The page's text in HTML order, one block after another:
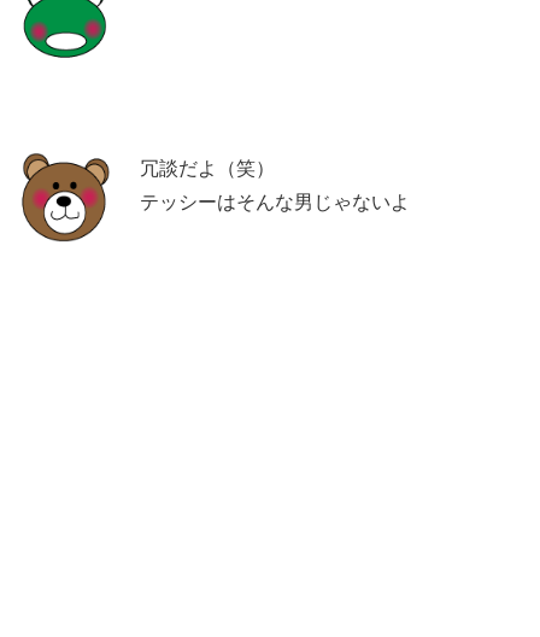
冗談だよ（笑）
テッシーはそんな男じゃないよ